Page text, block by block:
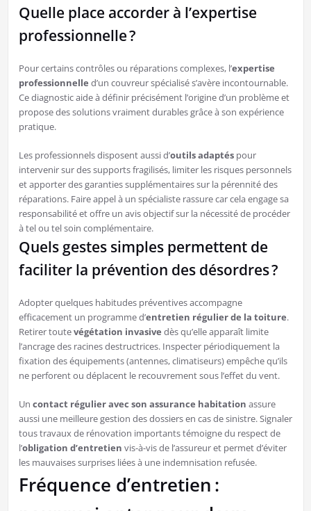
Quelle place accorder à l’expertise
professionnelle ?
Pour certains contrôles ou réparations complexes, l’expertise
professionnelle d’un couvreur spécialisé s’avère incontournable.
Ce diagnostic aide à définir précisément l’origine d’un problème et
propose des solutions vraiment durables grâce à son expérience
pratique.
Les professionnels disposent aussi d’outils adaptéspour
intervenir sur des supports fragilisés, limiter les risques personnels
et apporter des garanties supplémentaires sur la pérennité des
réparations. Faire appel à un spécialiste rassure car cela engage sa
responsabilité et offre un avis objectif sur la nécessité de procéder
à tel ou tel soin complémentaire.
Quels gestes simples permettent de
faciliter la prévention des désordres ?
Adopter quelques habitudes préventives accompagne
efficacement un programme d’entretien régulier de la toiture.
Retirer toutevégétation invasive dès qu’elle apparaît limite
l’ancrage des racines destructrices. Inspecter périodiquement la
fixation des équipements (antennes, climatiseurs) empêche qu’ils
ne perforent ou déplacent le recouvrement sous l’effet du vent.
Un contact régulier avec son assurance habitation assure
aussi une meilleure gestion des dossiers en cas de sinistre. Signaler
tous travaux de rénovation importants témoigne du respect de
l’obligation d’entretien vis-à-vis de l’assureur et permet d’éviter
les mauvaises surprises liées à une indemnisation refusée.
Fréquence d’entretien :